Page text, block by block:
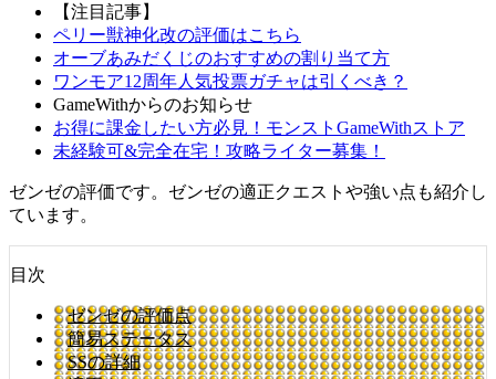
【注目記事】
ペリー獣神化改の評価はこちら
オーブあみだくじのおすすめの割り当て方
ワンモア12周年人気投票ガチャは引くべき？
GameWithからのお知らせ
お得に課金したい方必見！モンストGameWithストア
未経験可&完全在宅！攻略ライター募集！
ゼンゼの評価です。ゼンゼの適正クエストや強い点も紹介し
ています。
目次
ゼンゼの評価点
簡易ステータス
SSの詳細